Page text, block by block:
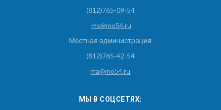
(812)765-09-54
ms@mo54.ru
Местная администрация
(812)765-42-54
ma@mo54.ru
МЫ В СОЦСЕТЯХ: